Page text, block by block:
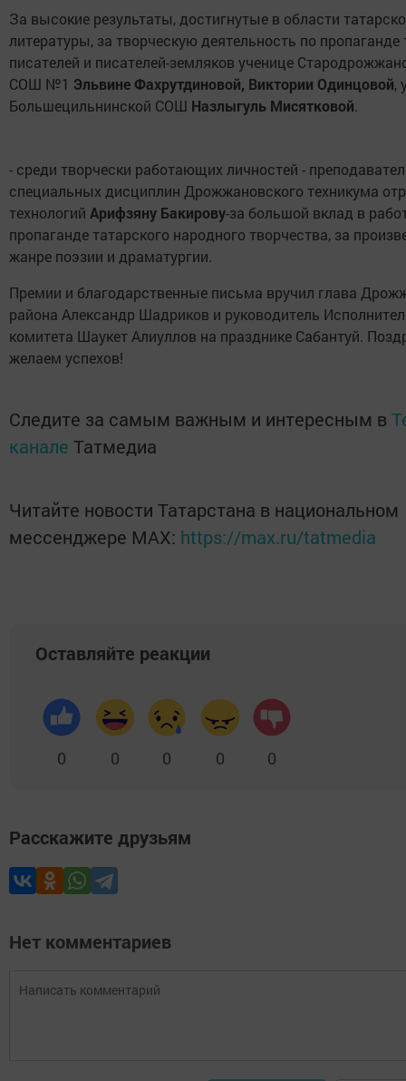
За высокие результаты, достигнутые в области
литературы, за творческую деятельность по пропаганде
писателей и писателей-земляков ученице
СОШ №1 Эльвине Фахрутдиновой, Виктории Одинцовой,
Большецильнинской СОШ Назлыгуль Мисятковой.
- среди творчески работающих личностей -
специальных дисциплин Дрожжановского техникума
технологий Арифзяну Бакирову-за большой вклад в
пропаганде татарского народного творчества, за
жанре поэзии и драматургии.
Премии и благодарственные письма вручил глава
района Александр Шадриков и руководитель
комитета Шаукет Алиуллов на празднике Сабантуй.
желаем успехов!
Следите за самым важным и интересным в
канале Татмедиа
Читайте новости Татарстана в национальном
мессенджере MАХ: https://max.ru/tatmedia
Оставляйте реакции
0 0 0 0 0
Расскажите друзьям
Нет комментариев